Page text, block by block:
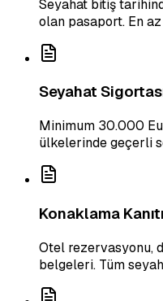
Seyahat bitiş
olan pasaport. En
Seyahat
Minimum 30.000
ülkelerinde geçerli
Konaklama Kanıtı
Otel rezervasyonu,
belgeleri. Tüm